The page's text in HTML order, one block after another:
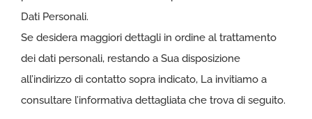
Dati Personali.
Se desidera maggiori dettagli in ordine al trattamento
dei dati personali, restando a Sua disposizione
all’indirizzo di contatto sopra indicato, La invitiamo a
consultare l’informativa dettagliata che trova di seguito.